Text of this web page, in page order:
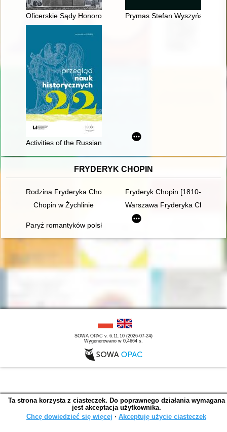
Oficerskie Sądy Honorowe w Legionach Polskich (Polskim
Prymas Stefan Wyszyński jako
Activities of the Russian provisional administration during the
FRYDERYK CHOPIN
Rodzina Fryderyka Chopina
Fryderyk Chopin [1810-1949]
Chopin w Żychlinie
Warszawa Fryderyka Chopina
Paryż romantyków polskich: Mickiewicz, Słowacki, Chopin,
SOWA OPAC v. 6.11.10 (2026-07-24)
Wygenerowano w 0,4664 s.
Ta strona korzysta z ciasteczek. Do poprawnego działania wymagana
jest akceptacja użytkownika.
Chcę dowiedzieć się więcej ∙ Akceptuję użycie ciasteczek